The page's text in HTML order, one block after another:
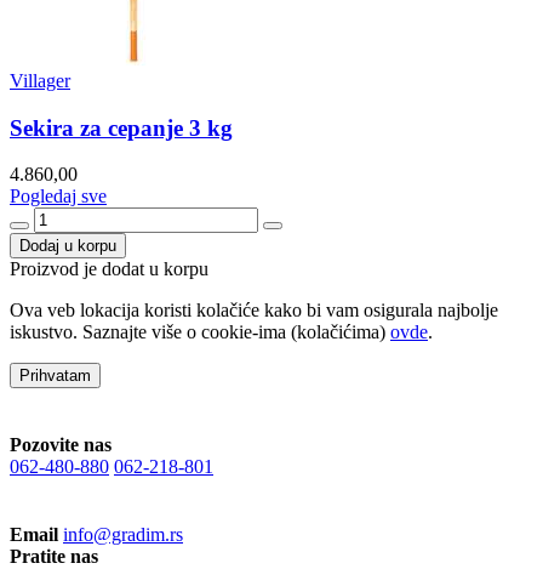
Villager
Sekira za cepanje 3 kg
4.860,00
Pogledaj sve
Dodaj u korpu
Proizvod je dodat u korpu
Ova veb lokacija koristi kolačiće kako bi vam osigurala najbolje
iskustvo. Saznajte više o cookie-ima (kolačićima) ovde.
Prihvatam
Pozovite nas
062-480-880 062-218-801
Email info@gradim.rs
Pratite nas